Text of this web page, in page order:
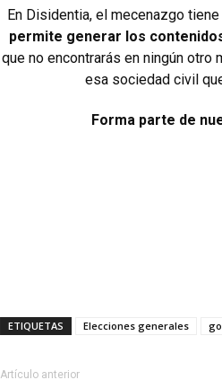
En Disidentia, el mecenazgo
permite generar los
que no encontrarás en ningún otro
esa sociedad civil
Forma parte de
ETIQUETAS Elecciones generales
Artículo anterior